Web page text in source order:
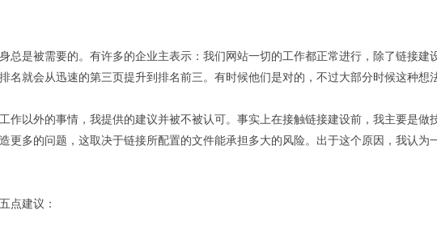
总是被需要的。有许多的企业主表示：我们网站一切的工作都正常进行，除了链接建
就会从迅速的第三页提升到排名前三。有时候他们是对的，不过大部分时候这种想
以外的事情，我提供的建议并被不被认可。事实上在接触链接建设前，我主要是做
更多的问题，这取决于链接所配置的文件能承担多大的风险。出于这个原因，我认为
点建议：